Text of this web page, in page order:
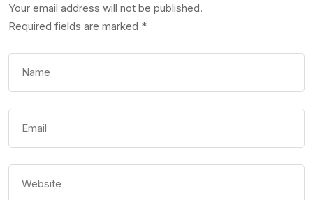
Your email address will not be published.
Required fields are marked *